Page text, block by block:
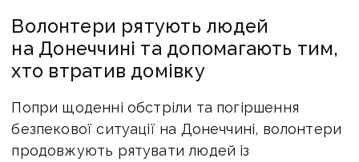
Волонтери рятують людей
на Донеччині та допомагають тим,
хто втратив домівку
Попри щоденні обстріли та погіршення
безпекової ситуації на Донеччині, волонтери
продовжують рятувати людей із